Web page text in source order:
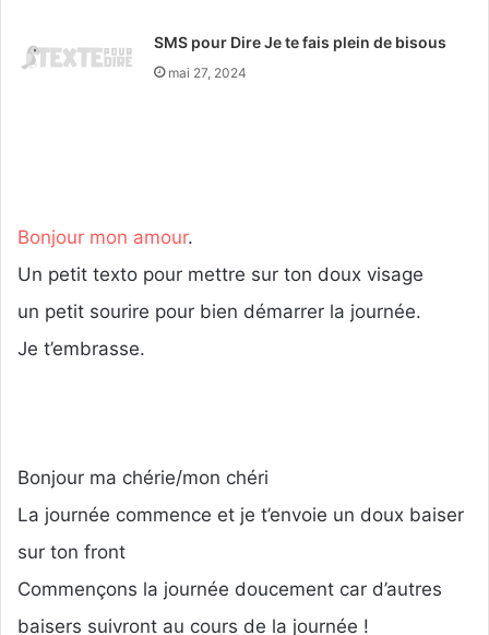
SMS pour Dire Je te fais plein de bisous
mai 27, 2024
Bonjour mon amour.
Un petit texto pour mettre sur ton doux visage
un petit sourire pour bien démarrer la journée.
Je t’embrasse.
Bonjour ma chérie/mon chéri
La journée commence et je t’envoie un doux baiser
sur ton front
Commençons la journée doucement car d’autres
baisers suivront au cours de la journée !